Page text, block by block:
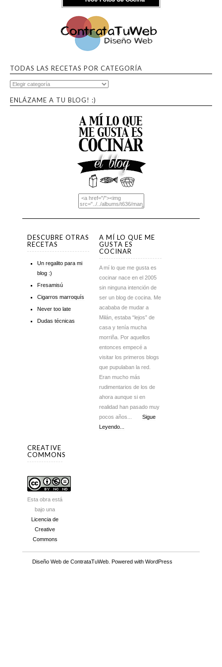
TODAS LAS RECETAS POR CATEGORÍA
ENLÁZAME A TU BLOG! :)
DESCUBRE OTRAS
RECETAS
Un regalito para mi
blog :)
Fresamisú
Cigarros marroquís
Never too late
Dudas técnicas
A MÍ LO QUE ME
GUSTA ES
COCINAR
A mí lo que me gusta es
cocinar nace en el 2005
sin ninguna intención de
ser un blog de cocina. Me
acababa de mudar a
Milán, estaba “lejos” de
casa y tenía mucha
morriña. Por aquellos
entonces empecé a
visitar los primeros blogs
que pupulaban la red.
Eran mucho más
rudimentarios de los de
ahora aunque si en
realidad han pasado muy
pocos años...Sigue
Leyendo...
CREATIVE
COMMONS
Esta obra está
bajo una
Licencia de
Creative
Commons
Diseño Webde ContrataTuWeb. Powered with WordPress